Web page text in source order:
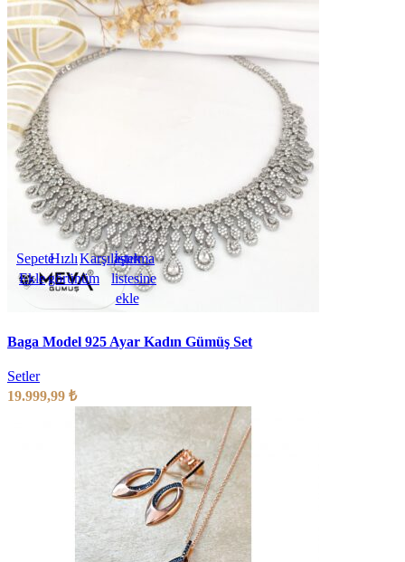
Sepete
Ekle
Hızlı
görünüm
Karşılaştırma
İstek
listesine
ekle
Baga Model 925 Ayar Kadın Gümüş Set
Setler
19.999,99 ₺